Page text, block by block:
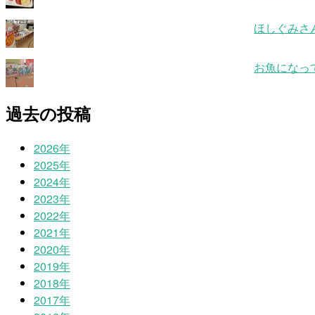
ほしぐみさ
お魚にな
過去の投稿
2026年
2025年
2024年
2023年
2022年
2021年
2020年
2019年
2018年
2017年